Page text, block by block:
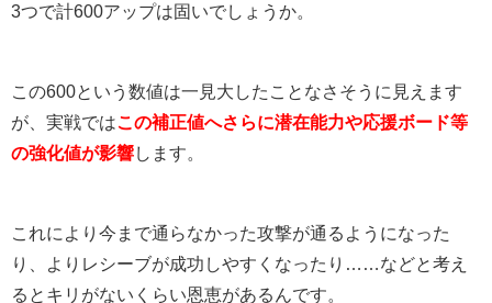
3つで計600アップは固いでしょうか。
この600という数値は一見大したことなさそうに見えます
が、実戦ではこの補正値へさらに潜在能力や応援ボード等
の強化値が影響します。
これにより今まで通らなかった攻撃が通るようになった
り、よりレシーブが成功しやすくなったり……などと考え
るとキリがないくらい恩恵があるんです。